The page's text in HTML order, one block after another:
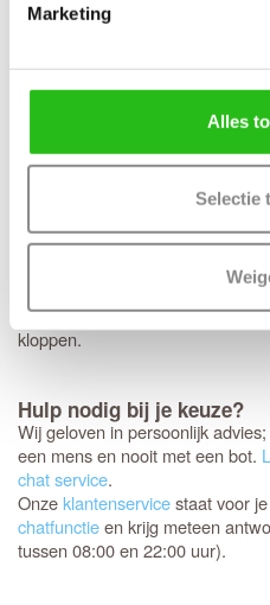
Marketing
Alles
Selectie
vierkant rozet? Dan bereiden
Houd er wel rekening mee dat
met minirozet. Mooie
Controleer je bestelling
speciaal voor jou
maatwerk gaat, is het niet
keerextra goedof de
kloppen.
Hulp nodig bij je keuze?
Wij geloven in persoonlijk
een mens en nooit met een bot.
chat service.
Onzeklantenservicestaat voor
chatfunctieen krijg meteen
tussen 08:00 en 22:00 uur).